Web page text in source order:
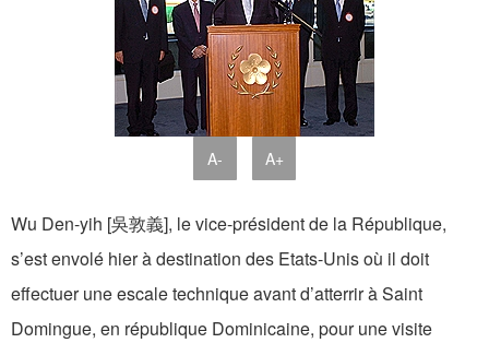
A- A+
Wu Den-yih [吳敦義], le vice-président de la République,
s’est envolé hier à destination des Etats-Unis où il doit
effectuer une escale technique avant d’atterrir à Saint
Domingue, en république Dominicaine, pour une visite